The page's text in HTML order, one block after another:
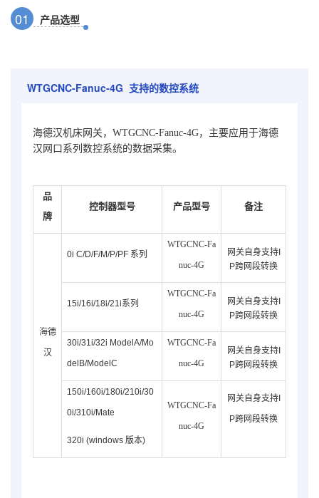
01 产品选型
WTGCNC-Fanuc-4G 支持的数控系统
海德汉机床网关，WTGCNC-Fanuc-4G，主要应用于海德
汉网口系列数控系统的数据采集。
品
牌
控制器型号 产品型号 备注
海德
汉
0i C/D/F/M/P/PF 系列
WTGCNC-Fa
nuc-4G
网关自身支持I
P跨网段转换
15i/16i/18i/21i系列
WTGCNC-Fa
nuc-4G
网关自身支持I
P跨网段转换
30i/31i/32i ModelA/Mo
del B/ModelC
WTGCNC-Fa
nuc-4G
网关自身支持I
P跨网段转换
150i/160i/180i/210i/30
0i/310i/Mate
320i (windows 版本)
WTGCNC-Fa
nuc-4G
网关自身支持I
P跨网段转换